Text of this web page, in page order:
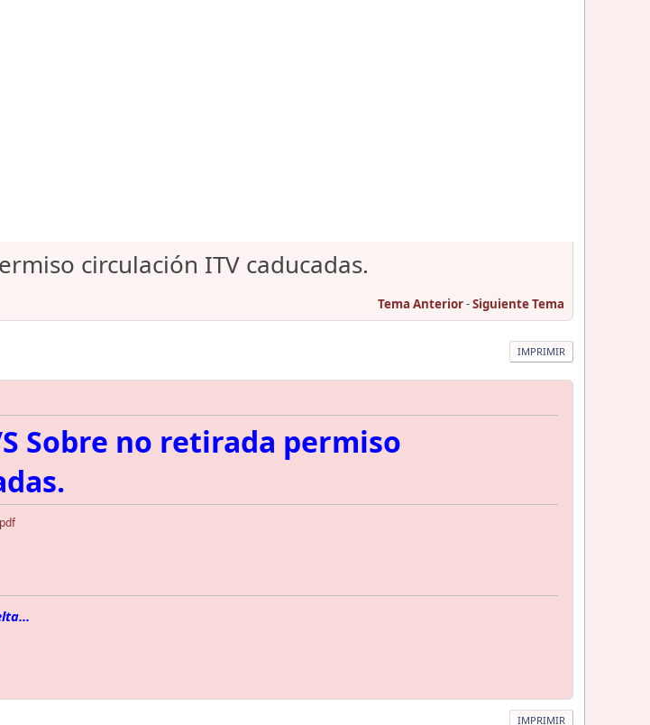
circulación ITV caducadas.
Tema Anterior-Siguiente Tema
IMPRIMIR
Sobre no retirada permiso
IMPRIMIR